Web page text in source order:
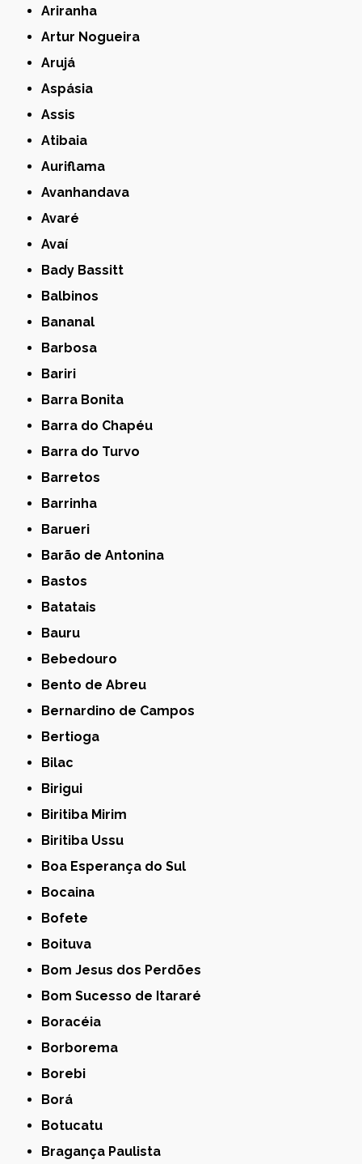
Ariranha
Artur Nogueira
Arujá
Aspásia
Assis
Atibaia
Auriflama
Avanhandava
Avaré
Avaí
Bady Bassitt
Balbinos
Bananal
Barbosa
Bariri
Barra Bonita
Barra do Chapéu
Barra do Turvo
Barretos
Barrinha
Barueri
Barão de Antonina
Bastos
Batatais
Bauru
Bebedouro
Bento de Abreu
Bernardino de Campos
Bertioga
Bilac
Birigui
Biritiba Mirim
Biritiba Ussu
Boa Esperança do Sul
Bocaina
Bofete
Boituva
Bom Jesus dos Perdões
Bom Sucesso de Itararé
Boracéia
Borborema
Borebi
Borá
Botucatu
Bragança Paulista